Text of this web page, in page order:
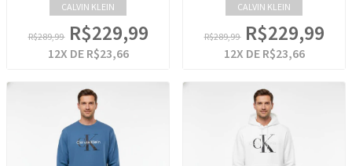
CALVIN KLEIN
R$289,99 R$229,99
12X DE R$23,66
CALVIN KLEIN
R$289,99 R$229,99
12X DE R$23,66